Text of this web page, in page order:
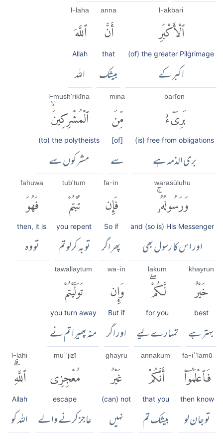
l-akbari
ٱلْأَكْبَرِ
(of) the greater Pilgrimage
اکبر کے
anna
أَنَّ
that
بیشک
l-laha
ٱللَّهَ
Allah
اللہ
barīon
بَرِىٓءٌ
(is) free from obligations
بری الذمہ ہے
mina
مِّنَ
[of]
سے
l-mush'rikīna
ٱلْمُشْرِكِينَۙ
(to) the polytheists
مشرکوں سے
warasūluhu
وَرَسُولُهُۥۚ
and (so is) His Messenger
اور اس کا رسول بھی
fa-in
فَإِن
So if
پھر اگر
tub'tum
تُبْتُمْ
you repent
تو بہ کرلو تم
fahuwa
فَهُوَ
then, it is
تو وہ
khayrun
خَيْرٌ
best
بہتر ہے
lakum
لَّكُمْۖ
for you
تمہارے لیے
wa-in
وَإِن
But if
اور اگر
tawallaytum
تَوَلَّيْتُمْ
you turn away
منہ پھیرا تم نے
fa-iʿ'lamū
فَٱعْلَمُوٓا۟
then know
تو جان لو
annakum
أَنَّكُمْ
that you
بیشک تم
ghayru
غَيْرُ
(can) not
نہیں
muʿ'jizī
مُعْجِزِى
escape
عاجز کرنے والے
l-lahi
ٱللَّهِۗ
Allah
اللہ کو